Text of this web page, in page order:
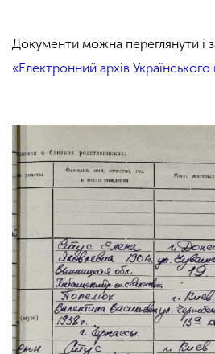
Документи можна переглянути і
«Електронний архів